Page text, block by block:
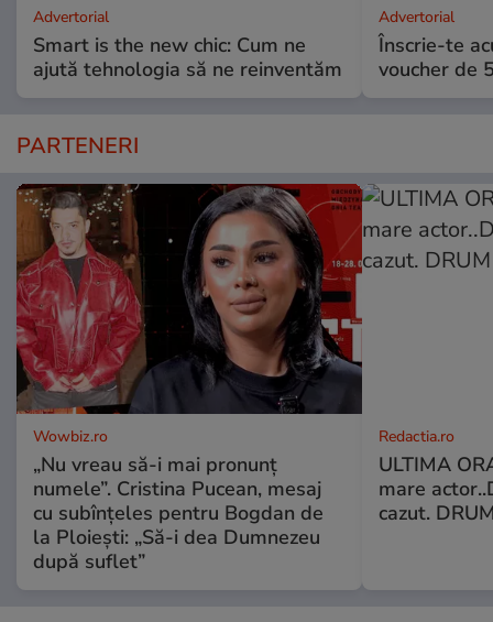
Advertorial
Smart is the new chic: Cum ne
ajută tehnologia să ne reinventăm
Advertorial
Înscrie-te
voucher de
PARTENERI
Wowbiz.ro
„Nu vreau să-i mai pronunț
numele”. Cristina Pucean, mesaj
cu subînțeles pentru Bogdan de
la Ploiești: „Să-i dea Dumnezeu
după suflet”
Redactia.ro
ULTIMA
mare
cazut.